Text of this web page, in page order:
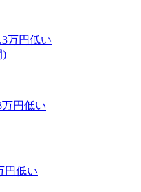
万円低い
)
万円低い
円低い